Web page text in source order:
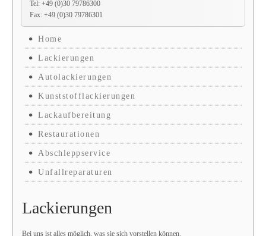
Tel: +49 (0)30 79786300
Fax: +49 (0)30 79786301
Home
Lackierungen
Autolackierungen
Kunststofflackierungen
Lackaufbereitung
Restaurationen
Abschleppservice
Unfallreparaturen
Lackierungen
Bei uns ist alles möglich, was sie sich vorstellen können.